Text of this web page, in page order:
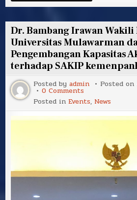
Dr. Bambang Irawan Wakili
Universitas Mulawarman
Pengembangan Kapasitas
terhadap SAKIP
Posted byadmin Posted on
0 Commentson
Dr.
Bambang
Irawan
Wakili
dalam
Pengembangan
Kapasitas
Akademisi
terhadap
kemenpanRB
Posted inEvents, News